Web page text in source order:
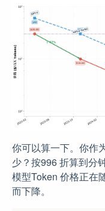
你可以算一下。你作
少？按996 折算到分
模型Token 价格正在
而下降。